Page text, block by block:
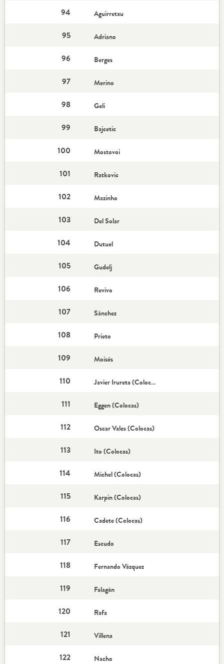
94 Aguirretxu
95 Adriano
96 Berges
97 Merino
98 Geli
99 Bajcetic
100 Mostovoi
101 Ratkovic
102 Mazinho
103 Del Solar
104 Dutuel
105 Gudelj
106 Revivo
107 Sánchez
108 Prieto
109 Moisés
110 Javier Irureta (Colocas)
111 Eggen (Colocas)
112 Oscar Vales (Colocas)
113 Ito (Colocas)
114 Michel (Colocas)
115 Karpin (Colocas)
116 Cadete (Colocas)
117 Escudo
118 Fernando Vázquez
119 Falagán
120 Rafa
121 Villena
122 Nacho